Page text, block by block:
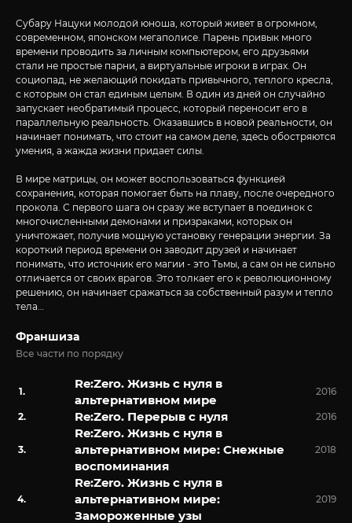
Субару Нацуки молодой юноша, который живет в огромном,
современном, японском мегаполисе. Парень привык много
времени проводить за личным компьютером, его друзьями
стали не простые парни, а виртуальные игроки в играх. Он
социопад, не желающий покидать привычного, теплого кресла,
с которым он стал единым целым. В один из дней он случайно
запускает необратимый процесс, который переносит его в
параллельную реальность. Оказавшись в новой реальности, он
начинает понимать, что стоит на самом деле, здесь обостряются
умения, а жажда жизни придает силы.
В мире матрицы, он может воспользоваться функцией
сохранения, которая помогает быть на плаву, после очередного
прокола. С первого шага он сразу же вступает в поединок с
многочисленными демонами и призраками, которых он
уничтожает, получив мощную установку генерации энергии. За
короткий период времени он заводит друзей и начинает
понимать, что источник его магии - это Тьмы, а сам он не сильно
отличается от своих врагов. Это толкает его к революционному
решению, он начинает сражаться за собственный разум и тепло
тела…
Франшиза
Все части по порядку
Re:Zero. Жизнь с нуля в
альтернативном мире
2016
Re:Zero. Перерыв с нуля 2016
Re:Zero. Жизнь с нуля в
альтернативном мире: Снежные
воспоминания
2018
Re:Zero. Жизнь с нуля в
альтернативном мире:
Замороженные узы
2019